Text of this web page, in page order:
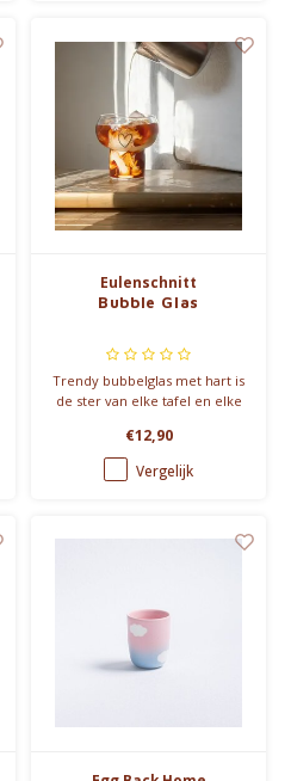
Eulenschnitt
Bubble Glas
Trendy bubbelglas met hart is
de ster van elke tafel en elke
unieke bolvormige vorm met
een charmant hart in het glas
maakt het een absolute
€12,90
Vergelijk